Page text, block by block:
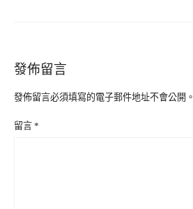
發佈留言
發佈留言必須填寫的電子郵件地址不會公開。
留言 *